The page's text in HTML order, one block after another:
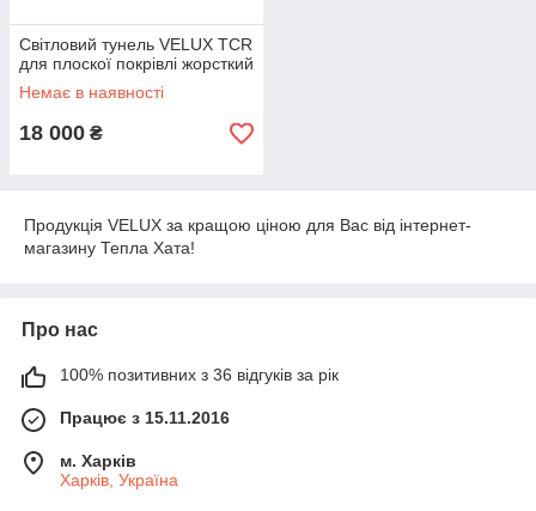
Світловий тунель VELUX TCR
для плоскої покрівлі жорсткий
Немає в наявності
18 000 ₴
Продукція VELUX за кращою ціною для Вас від інтернет-
магазину Тепла Хата!
Про нас
100% позитивних з 36 відгуків за рік
Працює з 15.11.2016
м. Харків
Харків, Україна